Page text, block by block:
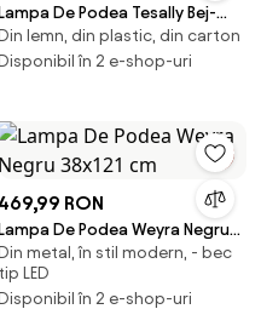
Lampa De Podea Tesally Bej-
38x140 cm
Din lemn, din plastic, din carton
Disponibil în 2 e-shop-uri
469,99 RON
Lampa De Podea Weyra Negru
cm
Din metal, în stil modern, - bec
tip LED
Disponibil în 2 e-shop-uri